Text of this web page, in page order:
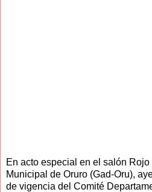
En acto especial en el salón
Municipal de Oruro (Gad-Oru),
de vigencia del Comité